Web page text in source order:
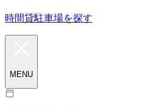
時間貸駐車場を探す
MENU